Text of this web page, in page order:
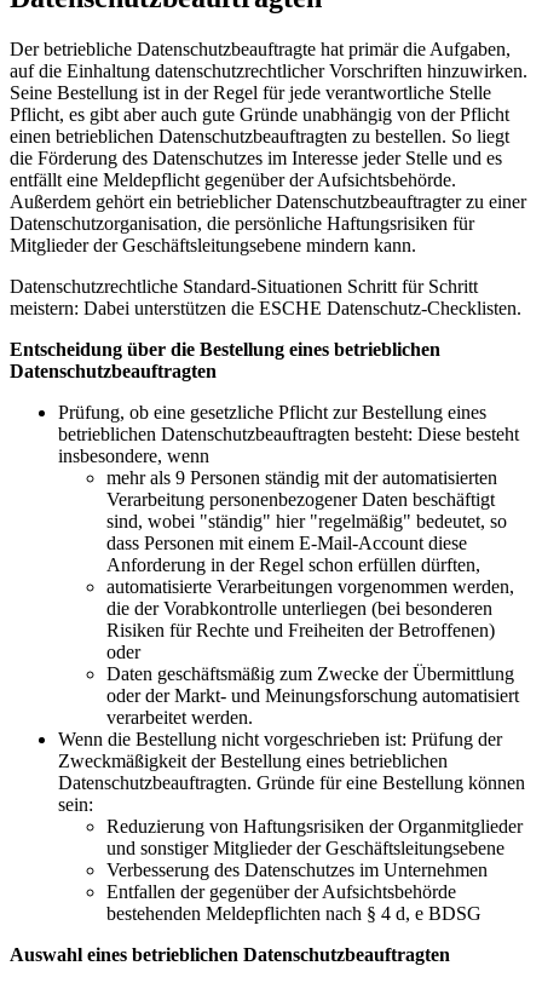
Der betriebliche Datenschutzbeauftragte hat primär die Aufgaben,
auf die Einhaltung datenschutzrechtlicher Vorschriften hinzuwirken.
Seine Bestellung ist in der Regel für jede verantwortliche Stelle
Pflicht, es gibt aber auch gute Gründe unabhängig von der Pflicht
einen betrieblichen Datenschutzbeauftragten zu bestellen. So liegt
die Förderung des Datenschutzes im Interesse jeder Stelle und es
entfällt eine Meldepflicht gegenüber der Aufsichtsbehörde.
Außerdem gehört ein betrieblicher Datenschutzbeauftragter zu einer
Datenschutzorganisation, die persönliche Haftungsrisiken für
Mitglieder der Geschäftsleitungsebene mindern kann.
Datenschutzrechtliche Standard-Situationen Schritt für Schritt
meistern: Dabei unterstützen die ESCHE Datenschutz-Checklisten.
Entscheidung über die Bestellung eines betrieblichen
Datenschutzbeauftragten
Prüfung, ob eine gesetzliche Pflicht zur Bestellung eines
betrieblichen Datenschutzbeauftragten besteht: Diese besteht
insbesondere, wenn
mehr als 9 Personen ständig mit der automatisierten
Verarbeitung personenbezogener Daten beschäftigt
sind, wobei "ständig" hier "regelmäßig" bedeutet, so
dass Personen mit einem E-Mail-Account diese
Anforderung in der Regel schon erfüllen dürften,
automatisierte Verarbeitungen vorgenommen werden,
die der Vorabkontrolle unterliegen (bei besonderen
Risiken für Rechte und Freiheiten der Betroffenen)
oder
Daten geschäftsmäßig zum Zwecke der Übermittlung
oder der Markt- und Meinungsforschung automatisiert
verarbeitet werden.
Wenn die Bestellung nicht vorgeschrieben ist: Prüfung der
Zweckmäßigkeit der Bestellung eines betrieblichen
Datenschutzbeauftragten. Gründe für eine Bestellung können
sein:
Reduzierung von Haftungsrisiken der Organmitglieder
und sonstiger Mitglieder der Geschäftsleitungsebene
Verbesserung des Datenschutzes im Unternehmen
Entfallen der gegenüber der Aufsichtsbehörde
bestehenden Meldepflichten nach § 4 d, e BDSG
Auswahl eines betrieblichen Datenschutzbeauftragten